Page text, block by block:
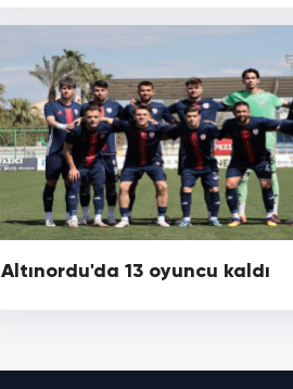
Altınordu'da 13 oyuncu kaldı